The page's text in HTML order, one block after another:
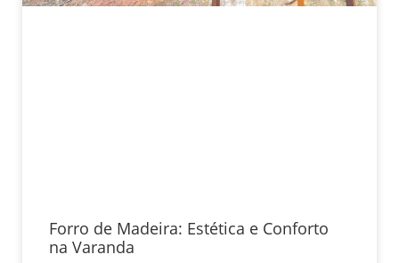
Forro de Madeira: Estética e Conforto
na Varanda